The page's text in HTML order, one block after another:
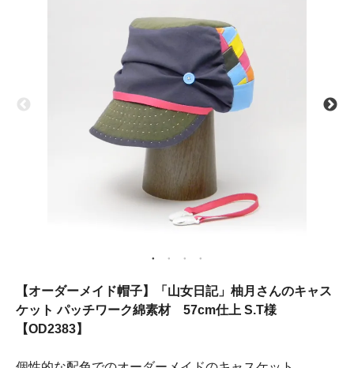
【オーダーメイド帽子】「山女日記」柚月さんのキャス
ケット パッチワーク綿素材 57cm仕上 S.T様
【OD2383】